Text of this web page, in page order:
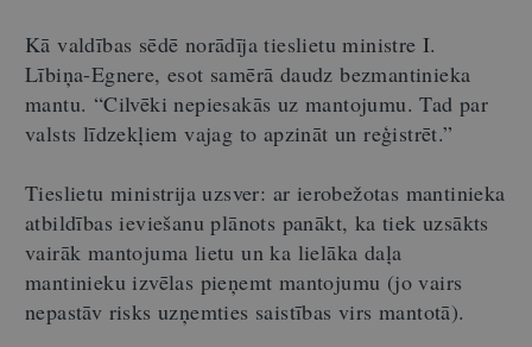
Kā valdības sēdē norādīja tieslietu ministre I.
Lībiņa-Egnere, esot samērā daudz bezmantinieka
mantu. “Cilvēki nepiesakās uz mantojumu. Tad par
valsts līdzekļiem vajag to apzināt un reģistrēt.”
Tieslietu ministrija uzsver: ar ierobežotas mantinieka
atbildības ieviešanu plānots panākt, ka tiek uzsākts
vairāk mantojuma lietu un ka lielāka daļa
mantinieku izvēlas pieņemt mantojumu (jo vairs
nepastāv risks uzņemties saistības virs mantotā).